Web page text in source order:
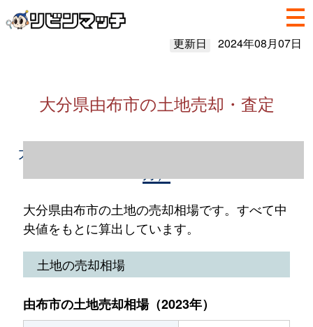
更新日 2024年08月07日
大分県由布市の土地売却・査定
大分県由布市の土地売却情報（2023年1～12
大分県由布市の土地の売却相場です。すべて中
央値をもとに算出しています。
土地の売却相場
由布市の土地売却相場（2023年）